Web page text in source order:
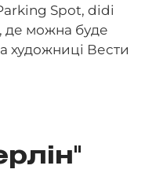
Spot, didi
де можна буде
художниці Вести